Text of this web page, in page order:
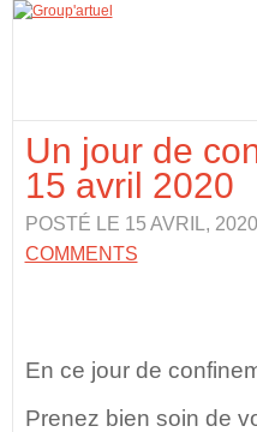
Un jour de
15 avril 2020
POSTÉ LE 15 AVRIL,
COMMENTS
En ce jour de
Prenez bien soin de